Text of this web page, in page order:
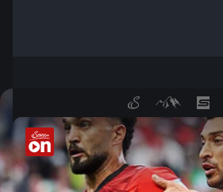
Wie bitter! Last-